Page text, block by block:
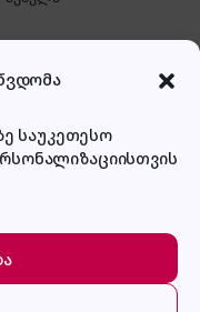
საუკეთესო
პირადი კაბინეტი